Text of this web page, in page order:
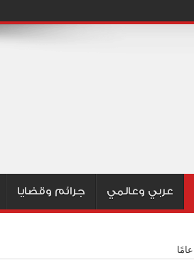
عربي وعالمي جرائم وقضايا